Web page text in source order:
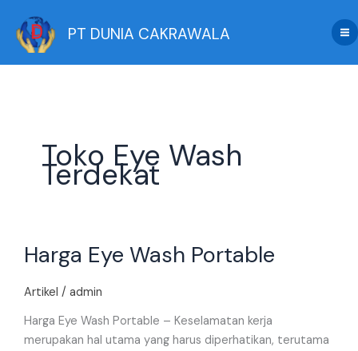
content
PT DUNIA CAKRAWALA
Toko Eye Wash
Terdekat
Harga Eye Wash Portable
Artikel / admin
Harga Eye Wash Portable – Keselamatan kerja
merupakan hal utama yang harus diperhatikan, terutama
Eye
Portable